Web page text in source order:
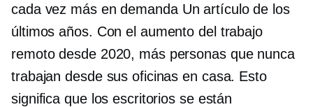
cada vez más en demandaUn artículo de los
últimos años. Con el aumento del trabajo
remoto desde 2020, más personas que nunca
trabajan desde sus oficinas en casa. Esto
significa que los escritorios se están